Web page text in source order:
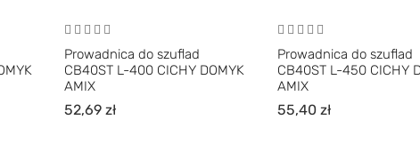
Prowadnica do szuflad
CB40ST L-400 CICHY DOMYK
AMIX
52,69zł
Prowadnica do szuflad
CB40ST L-450 CICHY
AMIX
55,40zł